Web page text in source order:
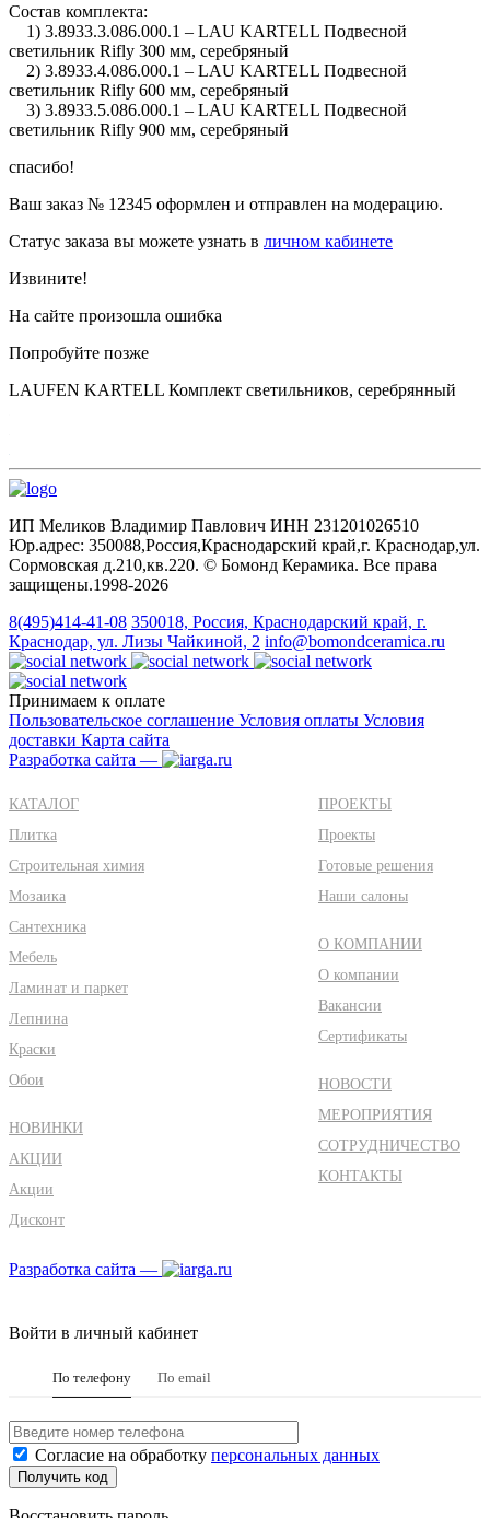
Состав комплекта:
1) 3.8933.3.086.000.1 – LAU KARTELL Подвесной
светильник Rifly 300 мм, серебряный
2) 3.8933.4.086.000.1 – LAU KARTELL Подвесной
светильник Rifly 600 мм, серебряный
3) 3.8933.5.086.000.1 – LAU KARTELL Подвесной
светильник Rifly 900 мм, серебряный
спасибо!
Ваш заказ № 12345 оформлен и отправлен на модерацию.
Статус заказа вы можете узнать в личном кабинете
Извините!
На сайте произошла ошибка
Попробуйте позже
LAUFEN KARTELL Комплект светильников, серебрянный
ИП Меликов Владимир Павлович ИНН 231201026510
Юр.адрес: 350088,Россия,Краснодарский край,г. Краснодар,ул.
Сормовская д.210,кв.220. © Бомонд Керамика. Все права
защищены.1998‑2026
8(495)414-41-08 350018, Россия, Краснодарский край, г.
Краснодар, ул. Лизы Чайкиной, 2 info@bomondceramica.ru
Принимаем к оплате
Пользовательское соглашение Условия оплаты Условия
доставки Карта сайта
Разработка сайта —
КАТАЛОГ
Плитка
Строительная химия
Мозаика
Сантехника
Мебель
Ламинат и паркет
Лепнина
Краски
Обои
НОВИНКИ
АКЦИИ
Акции
Дисконт
ПРОЕКТЫ
Проекты
Готовые решения
Наши салоны
О КОМПАНИИ
О компании
Вакансии
Сертификаты
НОВОСТИ
МЕРОПРИЯТИЯ
СОТРУДНИЧЕСТВО
КОНТАКТЫ
Разработка сайта —
Войти в личный кабинет
По телефону По email
Согласие на обработку персональных данных